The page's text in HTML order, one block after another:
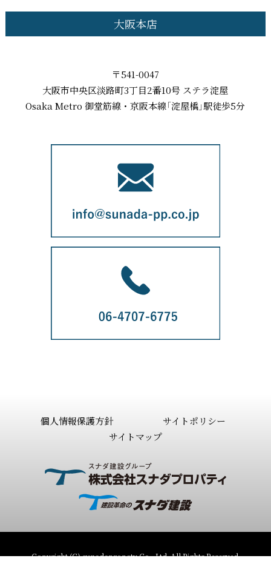
大阪本店
〒541-0047
大阪市中央区淡路町3丁目2番10号 ステラ淀屋
Osaka Metro 御堂筋線・京阪本線「淀屋橋」駅徒歩5分
個人情報保護方針
サイトポリシー
サイトマップ
Copyright (C) sunadapropaty Co., Ltd. All Rights Reserved.